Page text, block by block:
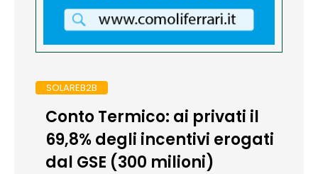
SOLAREB2B
Conto Termico: ai privati il
69,8% degli incentivi erogati
dal GSE (300 milioni)